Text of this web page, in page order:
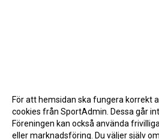
För att hemsidan ska fungera korrekt
cookies från SportAdmin. Dessa går
Föreningen kan också använda
eller marknadsföring. Du väljer själv